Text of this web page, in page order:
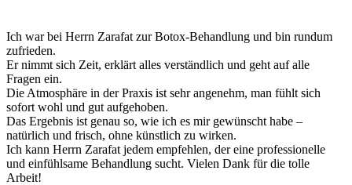
Ich war bei Herrn Zarafat zur Botox-Behandlung und bin rundum
zufrieden.
Er nimmt sich Zeit, erklärt alles verständlich und geht auf alle
Fragen ein.
Die Atmosphäre in der Praxis ist sehr angenehm, man fühlt sich
sofort wohl und gut aufgehoben.
Das Ergebnis ist genau so, wie ich es mir gewünscht habe –
natürlich und frisch, ohne künstlich zu wirken.
Ich kann Herrn Zarafat jedem empfehlen, der eine professionelle
und einfühlsame Behandlung sucht. Vielen Dank für die tolle
Arbeit!